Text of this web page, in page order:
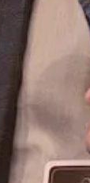
para ver os
pode
voucher, pode